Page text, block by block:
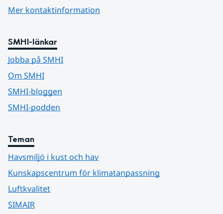
Mer kontaktinformation
SMHI-länkar
Jobba på SMHI
Om SMHI
SMHI-bloggen
SMHI-podden
Teman
Havsmiljö i kust och hav
Kunskapscentrum för klimatanpassning
Luftkvalitet
SIMAIR